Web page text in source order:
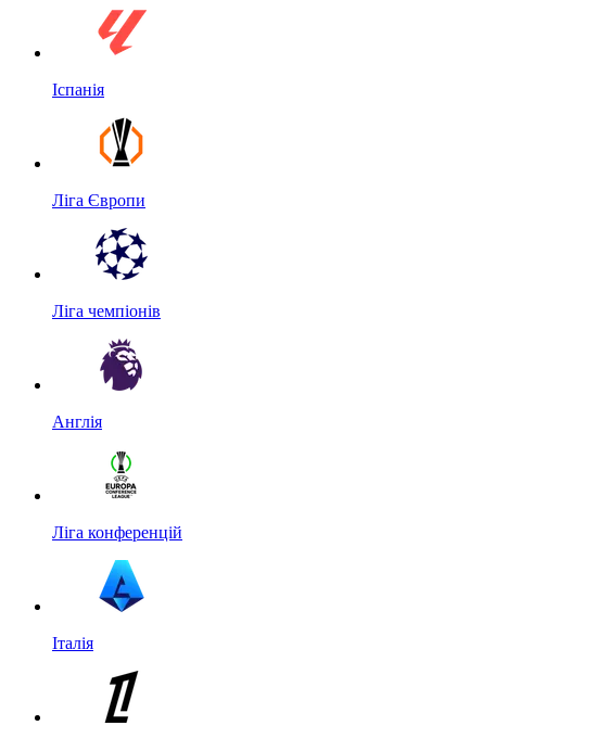
Іспанія
Ліга Європи
Ліга чемпіонів
Англія
Ліга конференцій
Італія